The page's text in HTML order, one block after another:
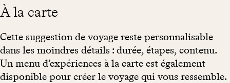
À la carte
Cette suggestion de voyage reste personnalisable
dans les moindres détails : durée, étapes, contenu.
Un menu d’expériences à la carte est également
disponible pour créer le voyage qui vous ressemble.